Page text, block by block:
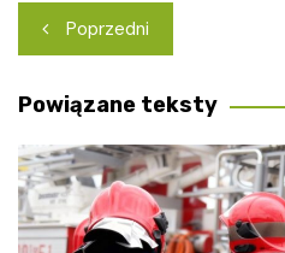
Nawigacja
wpisu
Poprzedni
Powiązane teksty